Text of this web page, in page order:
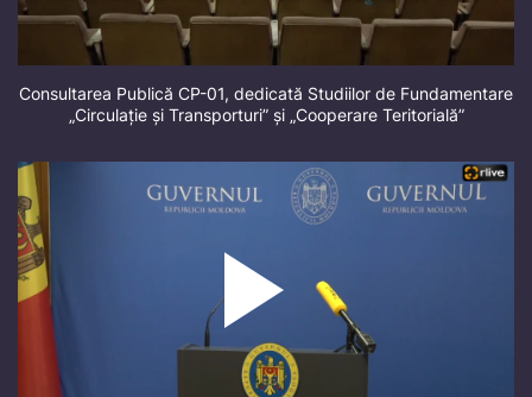
Consultarea Publică CP-01, dedicată Studiilor de Fundamentare
„Circulație și Transporturi” și „Cooperare Teritorială”